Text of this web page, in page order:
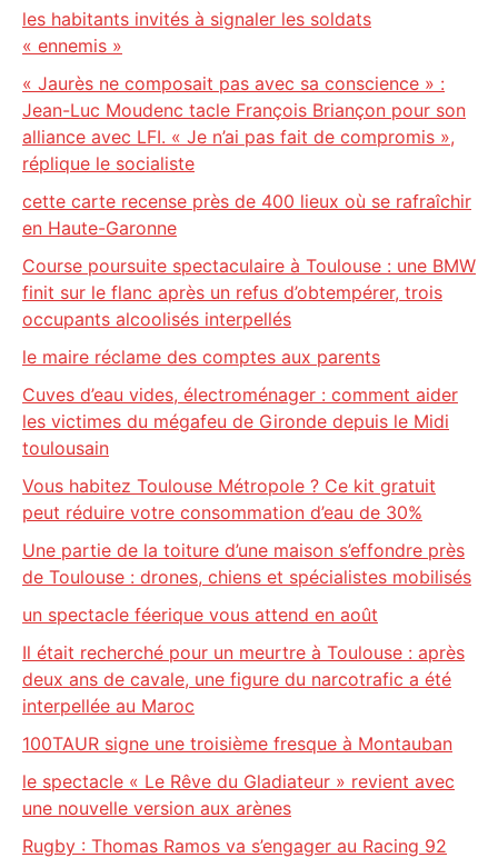
les habitants invités à signaler les soldats
« ennemis »
« Jaurès ne composait pas avec sa conscience » :
Jean-Luc Moudenc tacle François Briançon pour son
alliance avec LFI. « Je n’ai pas fait de compromis »,
réplique le socialiste
cette carte recense près de 400 lieux où se rafraîchir
en Haute-Garonne
Course poursuite spectaculaire à Toulouse : une BMW
finit sur le flanc après un refus d’obtempérer, trois
occupants alcoolisés interpellés
le maire réclame des comptes aux parents
Cuves d’eau vides, électroménager : comment aider
les victimes du mégafeu de Gironde depuis le Midi
toulousain
Vous habitez Toulouse Métropole ? Ce kit gratuit
peut réduire votre consommation d’eau de 30%
Une partie de la toiture d’une maison s’effondre près
de Toulouse : drones, chiens et spécialistes mobilisés
un spectacle féerique vous attend en août
Il était recherché pour un meurtre à Toulouse : après
deux ans de cavale, une figure du narcotrafic a été
interpellée au Maroc
100TAUR signe une troisième fresque à Montauban
le spectacle « Le Rêve du Gladiateur » revient avec
une nouvelle version aux arènes
Rugby : Thomas Ramos va s’engager au Racing 92